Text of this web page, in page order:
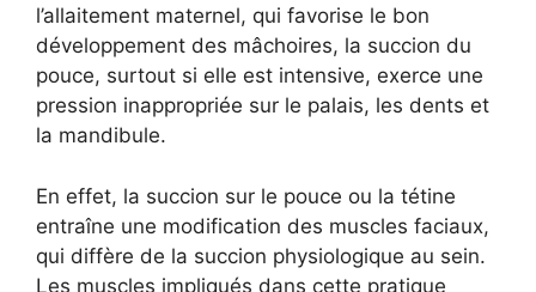
l’allaitement maternel, qui favorise le bon
développement des mâchoires, la succion du
pouce, surtout si elle est intensive, exerce une
pression inappropriée sur le palais, les dents et
la mandibule.
En effet, la succion sur le pouce ou la tétine
entraîne une modification des muscles faciaux,
qui diffère de la succion physiologique au sein.
Les muscles impliqués dans cette pratique